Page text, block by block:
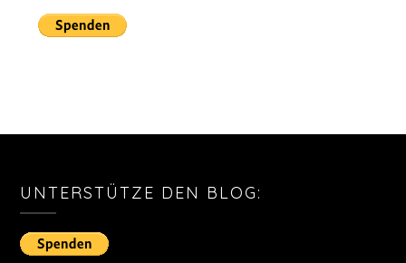
UNTERSTÜTZE DEN BLOG: